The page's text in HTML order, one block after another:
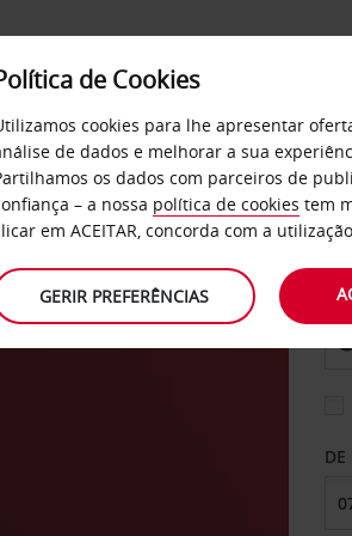
SERVIÇOS EMPRESAS
DE
de Cookies
cookies para lhe apresentar
de dados e melhorar a sua
os dados com parceiros de
– a nossa política de cookies tem
em ACEITAR, concorda com a
GERIR PREFERÊNCIAS